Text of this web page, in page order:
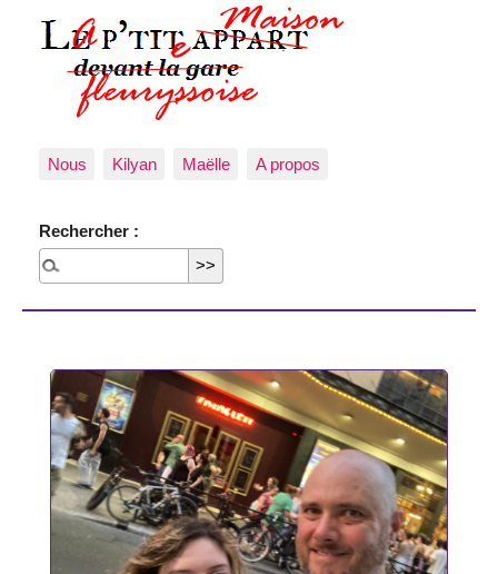
Nous Kilyan Maëlle A propos
Rechercher :